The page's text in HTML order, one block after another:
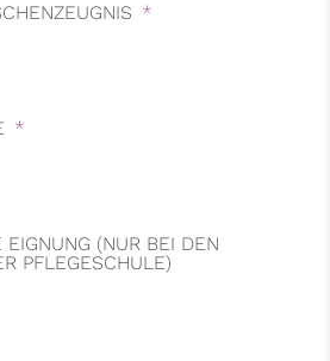
EIGNUNG (NUR BEI DEN
PFLEGESCHULE)